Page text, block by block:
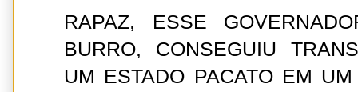
RAPAZ, ESSE
BURRO, CONSEGUIU
UM ESTADO PACATO EM